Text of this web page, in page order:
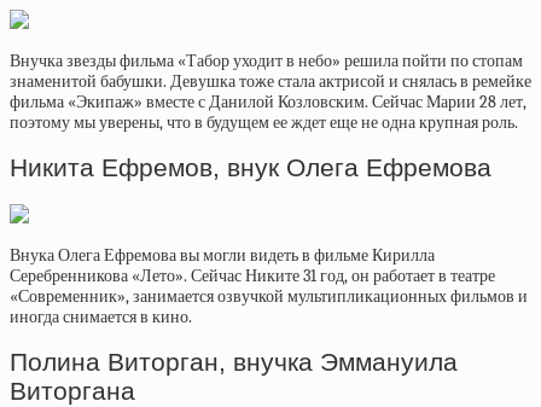
Внучка звезды фильма «Табор уходит в небо» решила пойти по стопам
знаменитой бабушки. Девушка тоже стала актрисой и снялась в ремейке
фильма «Экипаж» вместе с Данилой Козловским. Сейчас Марии 28 лет,
поэтому мы уверены, что в будущем ее ждет еще не одна крупная роль.
Никита Ефремов, внук Олега Ефремова
Внука Олега Ефремова вы могли видеть в фильме Кирилла
Серебренникова «Лето». Сейчас Никите 31 год, он работает в театре
«Современник», занимается озвучкой мультипликационных фильмов и
иногда снимается в кино.
Полина Виторган, внучка Эммануила
Виторгана